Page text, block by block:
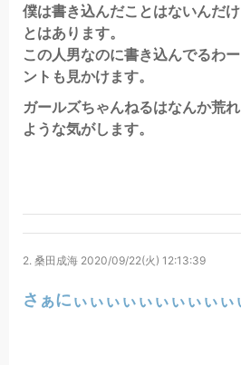
僕は書き込んだことはないんだ
とはあります。
この人男なのに書き込んでるわ
ントも見かけます。
ガールズちゃんねるはなんか荒
ような気がします。
2. 桑田成海 2020/09/22(火) 12:13:39
さぁにぃぃぃぃぃぃぃぃぃぃ